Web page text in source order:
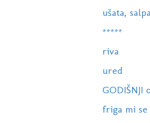
ušata,
*****
riva
ured
GODIŠNJI
friga mi se